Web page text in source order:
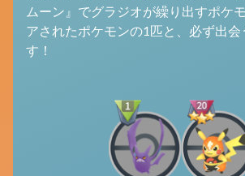
ムーン』でグラジオが繰り出すポケ
アされたポケモンの1匹と、必ず出会
す！